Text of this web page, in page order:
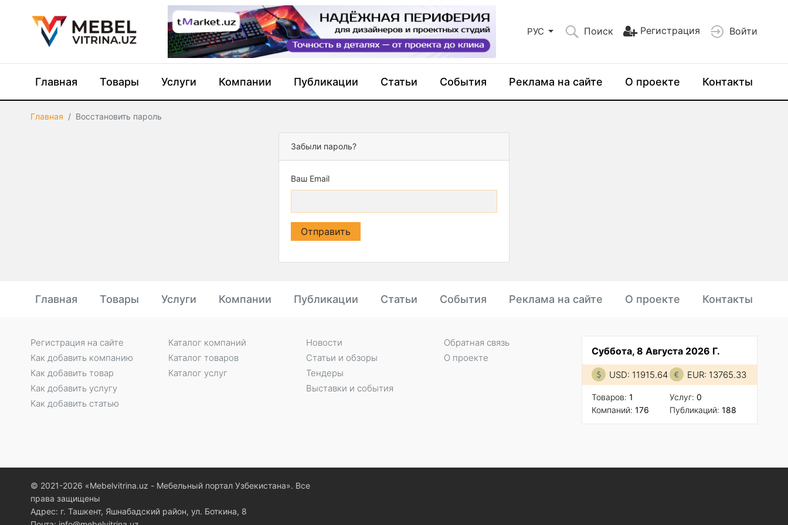
РУС Поиск Регистрация Войти
Главная Товары Услуги Компании Публикации Статьи События Реклама на сайте О проекте Контакты
Главная Восстановить пароль
Забыли пароль?
Ваш Email
Отправить
Главная Товары Услуги Компании Публикации Статьи События Реклама на сайте О проекте Контакты
Суббота, 8 Августа 2026 Г.
USD: 11915.64 EUR: 13765.33
Товаров: 1
Компаний: 176
Услуг: 0
Публикаций: 188
Регистрация на сайте
Как добавить компанию
Как добавить товар
Как добавить услугу
Как добавить статью
Каталог компаний
Каталог товаров
Каталог услуг
Новости
Статьи и обзоры
Тендеры
Выставки и события
Обратная связь
О проекте
© 2021-2026 «Мebelvitrina.uz - Мебельный портал Узбекистана». Все
права защищены
Адрес: г. Ташкент, Яшнабадский район, ул. Боткина, 8